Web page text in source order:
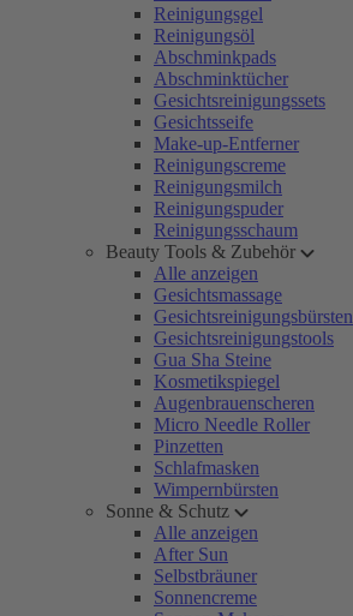
Reinigungsgel
Reinigungsöl
Abschminkpads
Abschminktücher
Gesichtsreinigungssets
Gesichtsseife
Make-up-Entferner
Reinigungscreme
Reinigungsmilch
Reinigungspuder
Reinigungsschaum
Beauty Tools & Zubehör
Alle anzeigen
Gesichtsmassage
Gesichtsreinigungsbürsten
Gesichtsreinigungstools
Gua Sha Steine
Kosmetikspiegel
Augenbrauenscheren
Micro Needle Roller
Pinzetten
Schlafmasken
Wimpernbürsten
Sonne & Schutz
Alle anzeigen
After Sun
Selbstbräuner
Sonnencreme